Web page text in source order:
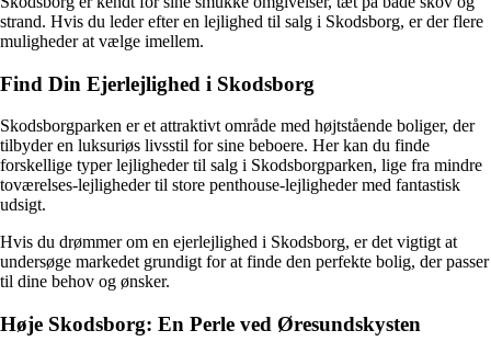
strand. Hvis du leder efter en lejlighed til salg i Skodsborg, er der flere
muligheder at vælge imellem.
Find Din Ejerlejlighed i Skodsborg
Skodsborgparken er et attraktivt område med højtstående boliger, der
tilbyder en luksuriøs livsstil for sine beboere. Her kan du finde
forskellige typer lejligheder til salg i Skodsborgparken, lige fra mindre
toværelses-lejligheder til store penthouse-lejligheder med fantastisk
udsigt.
Hvis du drømmer om en ejerlejlighed i Skodsborg, er det vigtigt at
undersøge markedet grundigt for at finde den perfekte bolig, der passer
til dine behov og ønsker.
Høje Skodsborg: En Perle ved Øresundskysten